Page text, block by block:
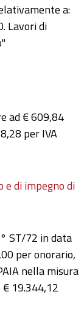
a:
Lavori di
ad € 609,84
per IVA
di impegno di
ST/72 in data
per onorario,
nella misura
€ 19.344,12